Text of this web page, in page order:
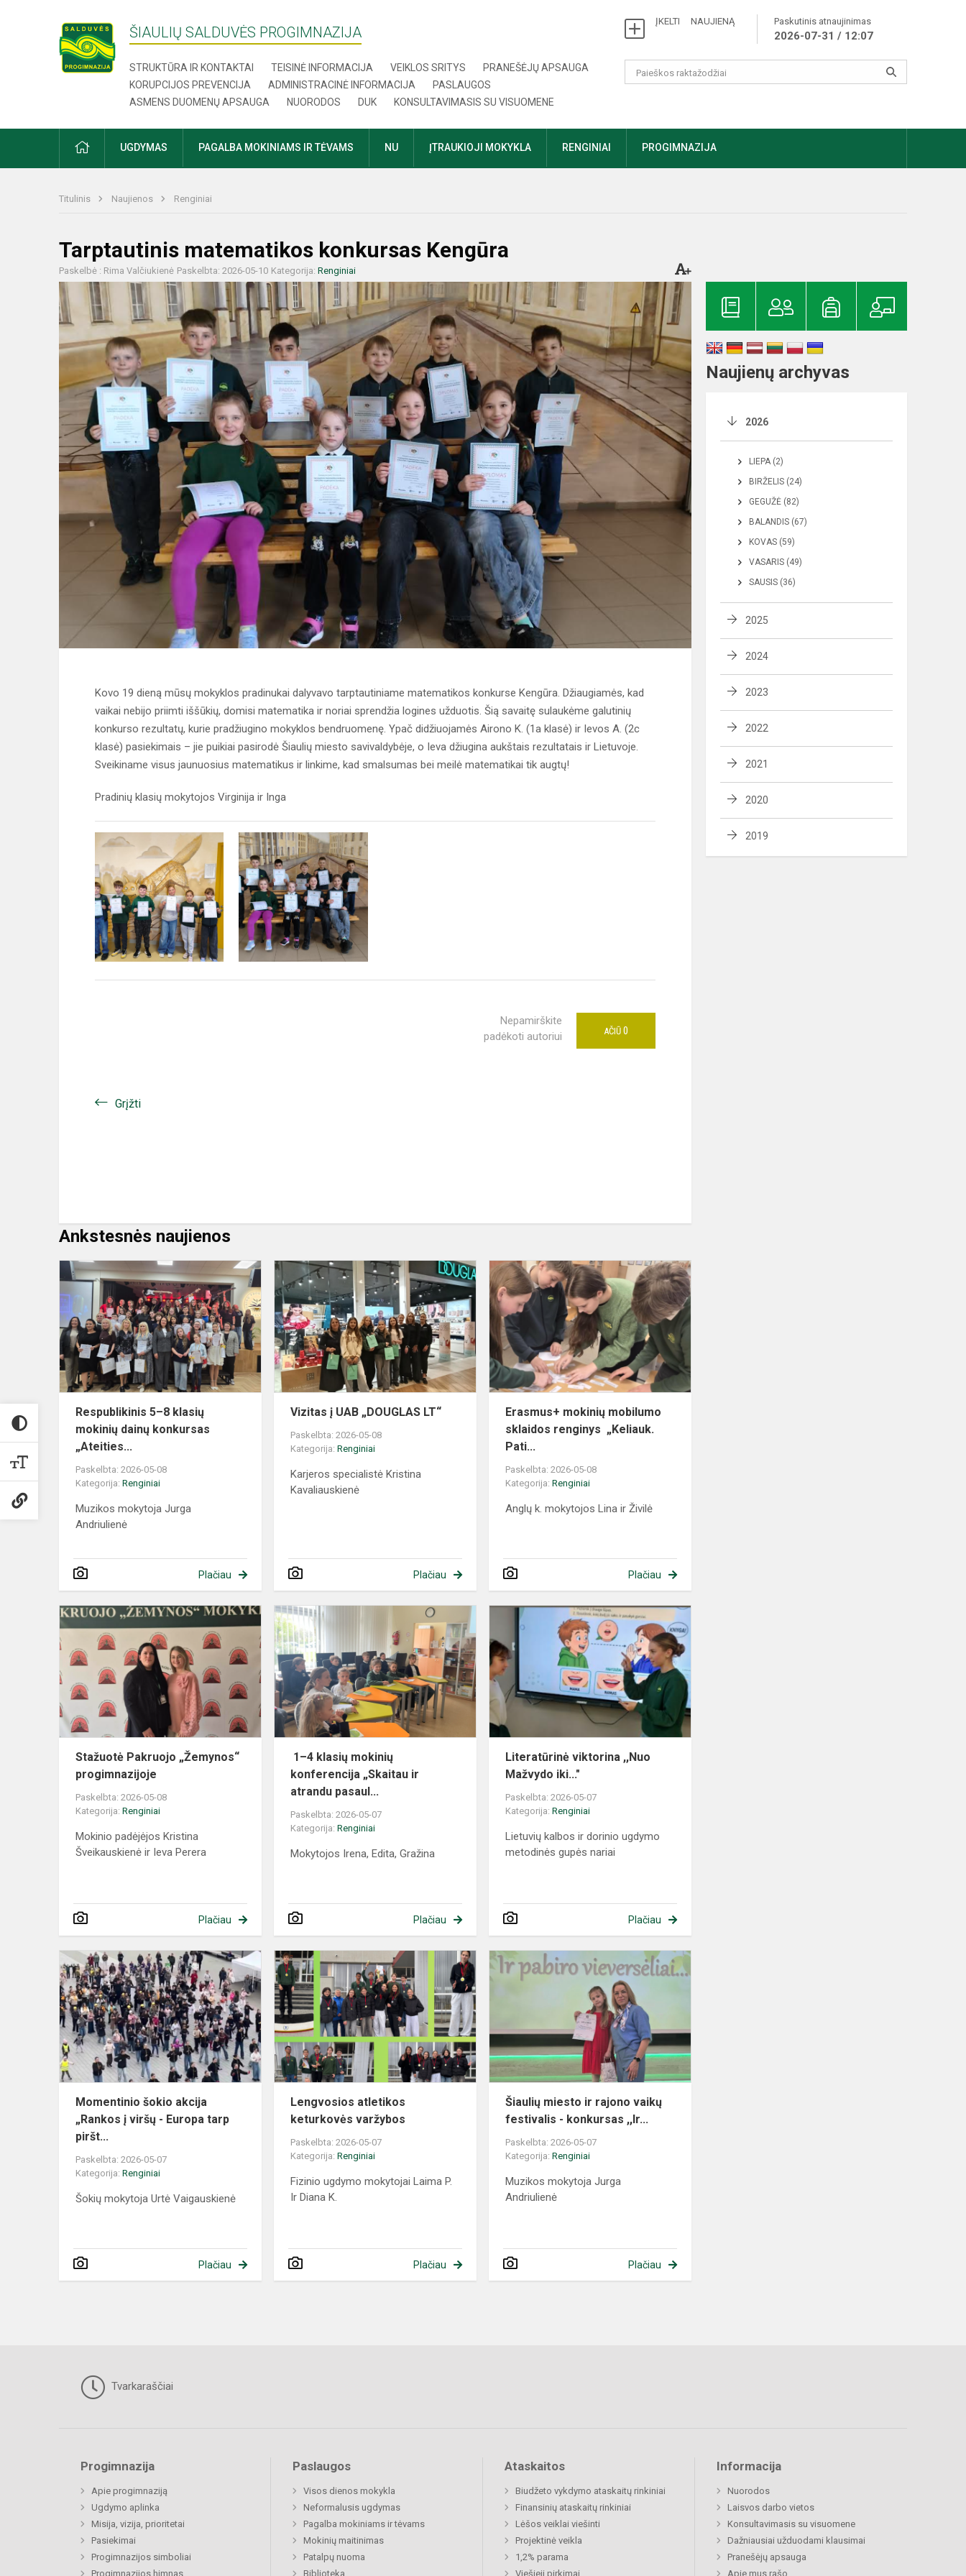
ŠIAULIŲ SALDUVĖS PROGIMNAZIJA
STRUKTŪRA IR KONTAKTAI TEISINĖ INFORMACIJA VEIKLOS SRITYS
PRANEŠĖJŲ APSAUGA
KORUPCIJOS PREVENCIJA
ADMINISTRACINĖ INFORMACIJA
PASLAUGOS
ASMENS DUOMENŲ APSAUGA
NUORODOS DUK KONSULTAVIMASIS SU VISUOMENE
ĮKELTI NAUJIENĄ Paskutinis atnaujinimas
2026-07-31 / 12:07
UGDYMAS PAGALBA MOKINIAMS IR TĖVAMS NU ĮTRAUKIOJI MOKYKLA RENGINIAI PROGIMNAZIJA
Titulinis Naujienos Renginiai
Tarptautinis matematikos konkursas Kengūra
Paskelbė : Rima Valčiukienė Paskelbta: 2026-05-10 Kategorija: Renginiai
Kovo 19 dieną mūsų mokyklos pradinukai dalyvavo tarptautiniame matematikos konkurse Kengūra. Džiaugiamės, kad
vaikai nebijo priimti iššūkių, domisi matematika ir noriai sprendžia logines užduotis. Šią savaitę sulaukėme galutinių
konkurso rezultatų, kurie pradžiugino mokyklos bendruomenę. Ypač didžiuojamės Airono K. (1a klasė) ir Ievos A. (2c
klasė) pasiekimais – jie puikiai pasirodė Šiaulių miesto savivaldybėje, o Ieva džiugina aukštais rezultatais ir Lietuvoje.
Sveikiname visus jaunuosius matematikus ir linkime, kad smalsumas bei meilė matematikai tik augtų!
Pradinių klasių mokytojos Virginija ir Inga
Nepamirškite
padėkoti autoriui
AČIŪ 0
Grįžti
Ankstesnės naujienos
Respublikinis 5–8 klasių
mokinių dainų konkursas
„Ateities...
Paskelbta: 2026-05-08
Kategorija: Renginiai
Muzikos mokytoja Jurga
Andriulienė
Plačiau
Vizitas į UAB „DOUGLAS LT“
Paskelbta: 2026-05-08
Kategorija:Renginiai
Karjeros specialistė Kristina
Kavaliauskienė
Plačiau
Erasmus+ mokinių mobilumo
sklaidos renginys „Keliauk.
Pati...
Paskelbta: 2026-05-08
Kategorija:Renginiai
Anglų k. mokytojos Lina ir Živilė
Plačiau
Stažuotė Pakruojo „Žemynos“
progimnazijoje
Paskelbta: 2026-05-08
Kategorija: Renginiai
Mokinio padėjėjos Kristina
Šveikauskienė ir Ieva Perera
Plačiau
1–4 klasių mokinių
konferencija „Skaitau ir
atrandu pasaul...
Paskelbta: 2026-05-07
Kategorija:Renginiai
Mokytojos Irena, Edita, Gražina
Plačiau
Literatūrinė viktorina ,,Nuo
Mažvydo iki..."
Paskelbta: 2026-05-07
Kategorija:Renginiai
Lietuvių kalbos ir dorinio ugdymo
metodinės gupės nariai
Plačiau
Momentinio šokio akcija
„Rankos į viršų - Europa tarp
piršt...
Paskelbta: 2026-05-07
Kategorija: Renginiai
Šokių mokytoja Urtė Vaigauskienė
Plačiau
Lengvosios atletikos
keturkovės varžybos
Paskelbta: 2026-05-07
Kategorija:Renginiai
Fizinio ugdymo mokytojai Laima P.
Ir Diana K.
Plačiau
Šiaulių miesto ir rajono vaikų
festivalis - konkursas ,,Ir...
Paskelbta: 2026-05-07
Kategorija:Renginiai
Muzikos mokytoja Jurga
Andriulienė
Plačiau
Naujienų archyvas
2026
LIEPA (2)
BIRŽELIS (24)
GEGUŽĖ (82)
BALANDIS (67)
KOVAS (59)
VASARIS (49)
SAUSIS (36)
2025
2024
2023
2022
2021
2020
2019
Tvarkaraščiai
Progimnazija
Apie progimnaziją
Ugdymo aplinka
Misija, vizija, prioritetai
Pasiekimai
Progimnazijos simboliai
Progimnazijos himnas
Paslaugos
Visos dienos mokykla
Neformalusis ugdymas
Pagalba mokiniams ir tėvams
Mokinių maitinimas
Patalpų nuoma
Biblioteka
Ataskaitos
Biudžeto vykdymo ataskaitų rinkiniai
Finansinių ataskaitų rinkiniai
Lėšos veiklai viešinti
Projektinė veikla
1,2% parama
Viešieji pirkimai
Informacija
Nuorodos
Laisvos darbo vietos
Konsultavimasis su visuomene
Dažniausiai užduodami klausimai
Pranešėjų apsauga
Apie mus rašo